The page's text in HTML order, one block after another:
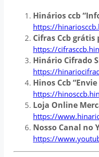
Hinários ccb
https://
Cifras Ccb
https://
Hinário Cifrado
https://
Hinos Ccb
https://
Loja Online
https://
Nosso Canal no
https://